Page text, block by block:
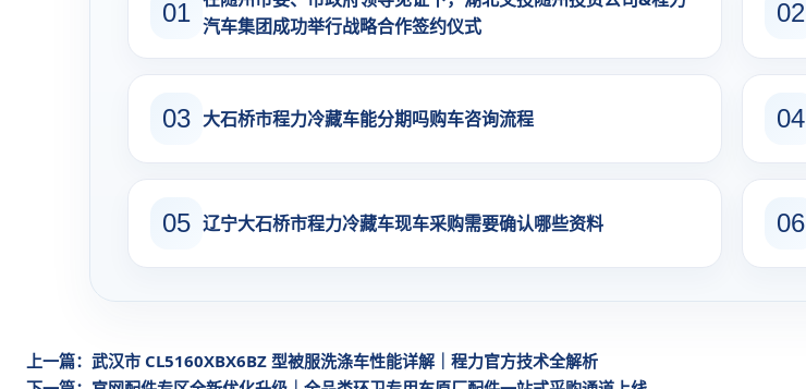
01 汽车集团成功举行战略合作签约仪式
02
03 大石桥市程力冷藏车能分期吗购车咨询流程 04
05 辽宁大石桥市程力冷藏车现车采购需要确认哪些资料 06
上一篇：武汉市 CL5160XBX6BZ 型被服洗涤车性能详解｜程力官方技术全解析